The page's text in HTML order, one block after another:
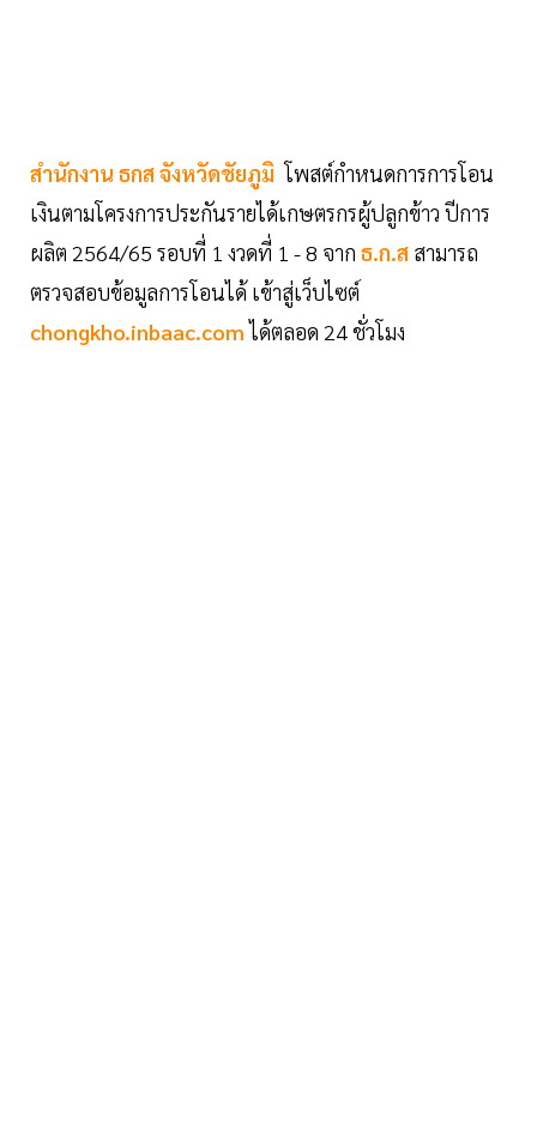
สำนักงาน ธกส จังหวัดชัยภูมิ โพสต์กำหนดการการโอน
เงินตามโครงการประกันรายได้เกษตรกรผู้ปลูกข้าว ปีการ
ผลิต 2564/65 รอบที่ 1 งวดที่ 1 - 8 จาก ธ.ก.ส สามารถ
ตรวจสอบข้อมูลการโอนได้ เข้าสู่เว็บไซต์
chongkho.inbaac.comได้ตลอด 24 ชั่วโมง